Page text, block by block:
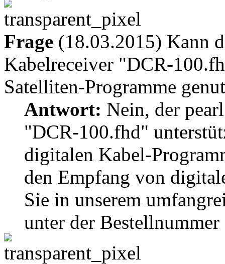
Frage (18.03.2015) Kann
Kabelreceiver "DCR-
Satelliten-Programme
Antwort: Nein, der
"DCR-100.fhd"
digitalen Kabel-
den Empfang von
Sie in unserem
unter der